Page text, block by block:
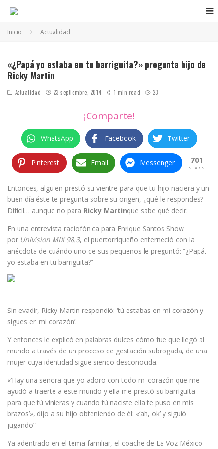
Inicio Actualidad
«¿Papá yo estaba en tu barriguita?» pregunta hijo de
Ricky Martin
Actualidad 23 septiembre, 2014 1 min read 23
¡Comparte!
WhatsApp Facebook Twitter
Pinterest Email Messenger 701
SHARES
Entonces, alguien prestó su vientre para que tu hijo naciera y un
buen día éste te pregunta sobre su origen, ¿qué le respondes?
Difícil… aunque no para Ricky Martinque sabe qué decir.
En una entrevista radiofónica para Enrique Santos Show
por Univision MIX 98.3, el puertorriqueño enterneció con la
anécdota de cuándo uno de sus pequeños le preguntó: “¿Papá,
yo estaba en tu barriguita?”
Sin evadir, Ricky Martin respondió: ‘tú estabas en mi corazón y
sigues en mi corazón’.
Y entonces le explicó en palabras dulces cómo fue que llegó al
mundo a través de un proceso de gestación subrogada, de una
mujer cuya identidad sigue siendo desconocida.
«‘Hay una señora que yo adoro con todo mi corazón que me
ayudó a traerte a este mundo y ella me prestó su barriguita
para que tú vinieras y cuando tú naciste ella te puso en mis
brazos’», dijo a su hijo obteniendo de él: «‘ah, ok’ y siguió
jugando”.
Ya adentrado en el tema familiar, el coache de La Voz México